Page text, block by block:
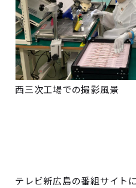
西三次工場での撮影風景
テレビ新広島の番組サイト